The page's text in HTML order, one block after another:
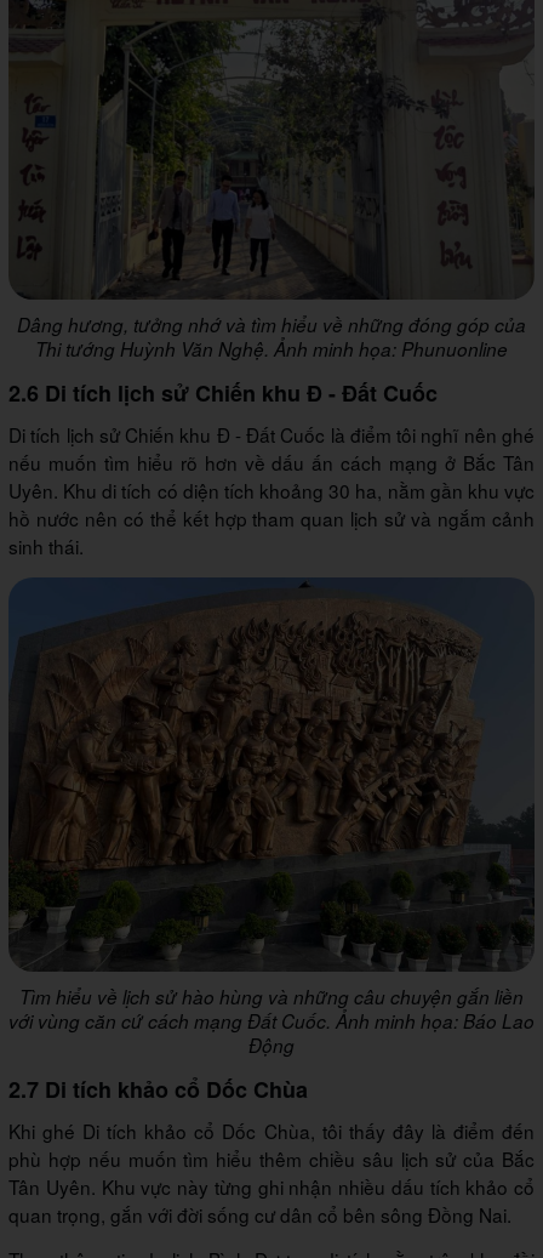
Dâng hương, tưởng nhớ và tìm hiểu về những đóng góp của
Thi tướng Huỳnh Văn Nghệ. Ảnh minh họa: Phunuonline
2.6 Di tích lịch sử Chiến khu Đ - Đất Cuốc
Di tích lịch sử Chiến khu Đ - Đất Cuốc là điểm tôi nghĩ nên ghé
nếu muốn tìm hiểu rõ hơn về dấu ấn cách mạng ở Bắc Tân
Uyên. Khu di tích có diện tích khoảng 30 ha, nằm gần khu vực
hồ nước nên có thể kết hợp tham quan lịch sử và ngắm cảnh
sinh thái.
Tìm hiểu về lịch sử hào hùng và những câu chuyện gắn liền
với vùng căn cứ cách mạng Đất Cuốc. Ảnh minh họa: Báo Lao
Động
2.7 Di tích khảo cổ Dốc Chùa
Khi ghé Di tích khảo cổ Dốc Chùa, tôi thấy đây là điểm đến
phù hợp nếu muốn tìm hiểu thêm chiều sâu lịch sử của Bắc
Tân Uyên. Khu vực này từng ghi nhận nhiều dấu tích khảo cổ
quan trọng, gắn với đời sống cư dân cổ bên sông Đồng Nai.